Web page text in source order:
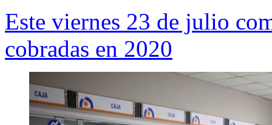
Este viernes 23 de julio
cobradas en 2020